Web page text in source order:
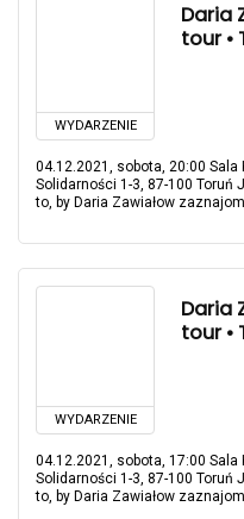
WYDARZENIE
Daria
tour •
04.12.2021, sobota, 20:00 Sala
Solidarności 1-3, 87-100
to, by Daria Zawiałow
WYDARZENIE
Daria
tour •
04.12.2021, sobota, 17:00 Sala
Solidarności 1-3, 87-100
to, by Daria Zawiałow